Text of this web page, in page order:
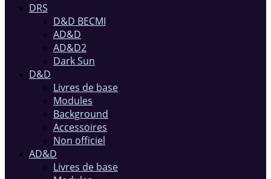
DRS
D&D BECMI
AD&D
AD&D2
Dark Sun
D&D
Livres de base
Modules
Background
Accessoires
Non officiel
AD&D
Livres de base